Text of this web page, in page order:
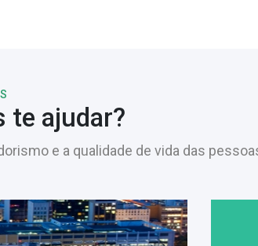
te ajudar?
e a qualidade de vida das